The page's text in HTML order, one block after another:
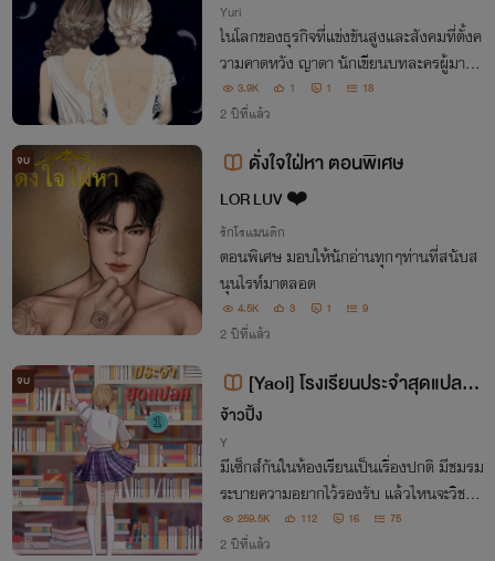
Yuri
ในโลกของธุรกิจที่แข่งขันสูงและสังคมที่ตั้งค
วามคาดหวัง ญาดา นักเขียนบทละครผู้มากค
วามสามารถ และวารี ทายาทเจ้าของสถานีโท
รทัศน์ยักษ์ใหญ่ ต่างต้องเผชิญอุปสรรคมาก
มายเพื่อให้ความรักของทั้งคู่ได้รับการยอมรั
บ
3.9K 1 1 18
2 ปีที่แล้ว
จบ ดั่งใจใฝ่หา ตอนพิเศษ
LOR LUV ❤️
รักโรแมนติก
ตอนพิเศษ มอบให้นักอ่านทุกๆท่านที่สนับส
นุนไรท์มาตลอด
4.5K 3 1 9
2 ปีที่แล้ว
จบ
[Yaoi] โรงเรียนประจำสุดแปลก
PWP
จ้าวปิ้ง
Y
มีเซ็กส์กันในห้องเรียนเป็นเรื่องปกติ มีชมรม
ระบายความอยากไว้รองรับ แล้วไหนจะวิชาส
อนเซ็กส์ที่ถูกบรรจุอยู่ในตารางเรียนนี่อีก! พ
วกเขาส่งผมมาโรงเรียนบ้าอะไรวะเนี่ยย!!
259.5K 112 16 75
2 ปีที่แล้ว